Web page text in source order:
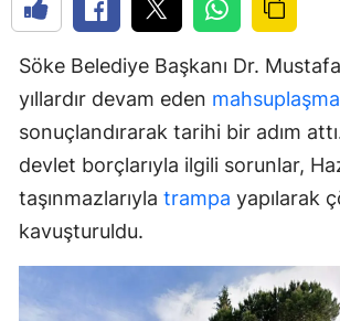
Söke Belediye Başkanı Dr.
yıllardır devam eden mahsuplaşma
sonuçlandırarak tarihi bir adım
devlet borçlarıyla ilgili sorunlar,
taşınmazlarıyla trampa yapılarak
kavuşturuldu.